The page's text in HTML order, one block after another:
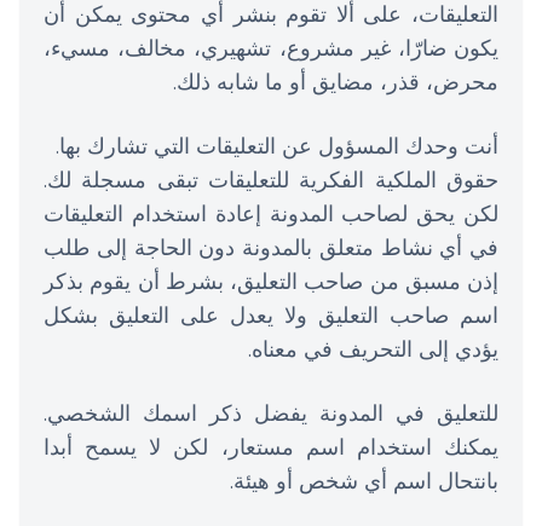
التعليقات، على ألا تقوم بنشر أي محتوى يمكن أن
يكون ضارّا، غير مشروع، تشهيري، مخالف، مسيء،
محرض، قذر، مضايق أو ما شابه ذلك.
أنت وحدك المسؤول عن التعليقات التي تشارك بها.
حقوق الملكية الفكرية للتعليقات تبقى مسجلة لك.
لكن يحق لصاحب المدونة إعادة استخدام التعليقات
في أي نشاط متعلق بالمدونة دون الحاجة إلى طلب
إذن مسبق من صاحب التعليق، بشرط أن يقوم بذكر
اسم صاحب التعليق ولا يعدل على التعليق بشكل
يؤدي إلى التحريف في معناه.
للتعليق في المدونة يفضل ذكر اسمك الشخصي.
يمكنك استخدام اسم مستعار، لكن لا يسمح أبدا
بانتحال اسم أي شخص أو هيئة.